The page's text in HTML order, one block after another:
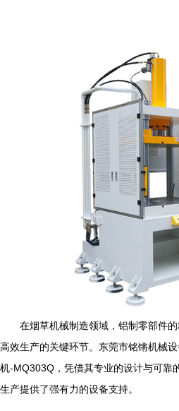
在烟草机械制造领域，铝制零部件
高效生产的关键环节。东莞市铭锵机械
机-MQ303Q，凭借其专业的设计与可靠
生产提供了强有力的设备支持。